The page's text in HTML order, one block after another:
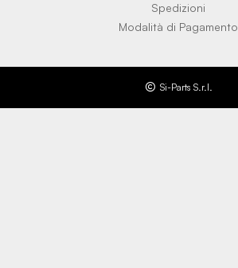
Spedizioni
Modalità di Pagamento
Si-Parts S.r.l.